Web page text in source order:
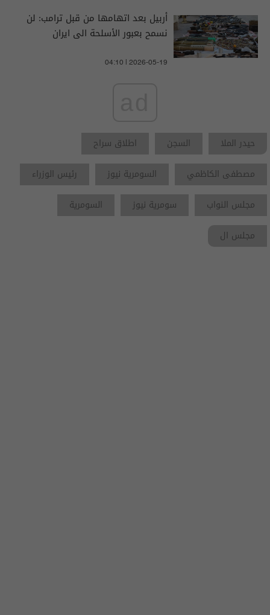
أربيل بعد اتهامها من قبل ترامب: لن
نسمح بعبور الأسلحة الى ايران
04:10 | 2026-05-19
حيدر الملا السجن
اطلاق سراح
مصطفى الكاظمي
السومرية نيوز
رئيس الوزراء
مجلس النواب
سومرية نيوز
السومرية
مجلس ال